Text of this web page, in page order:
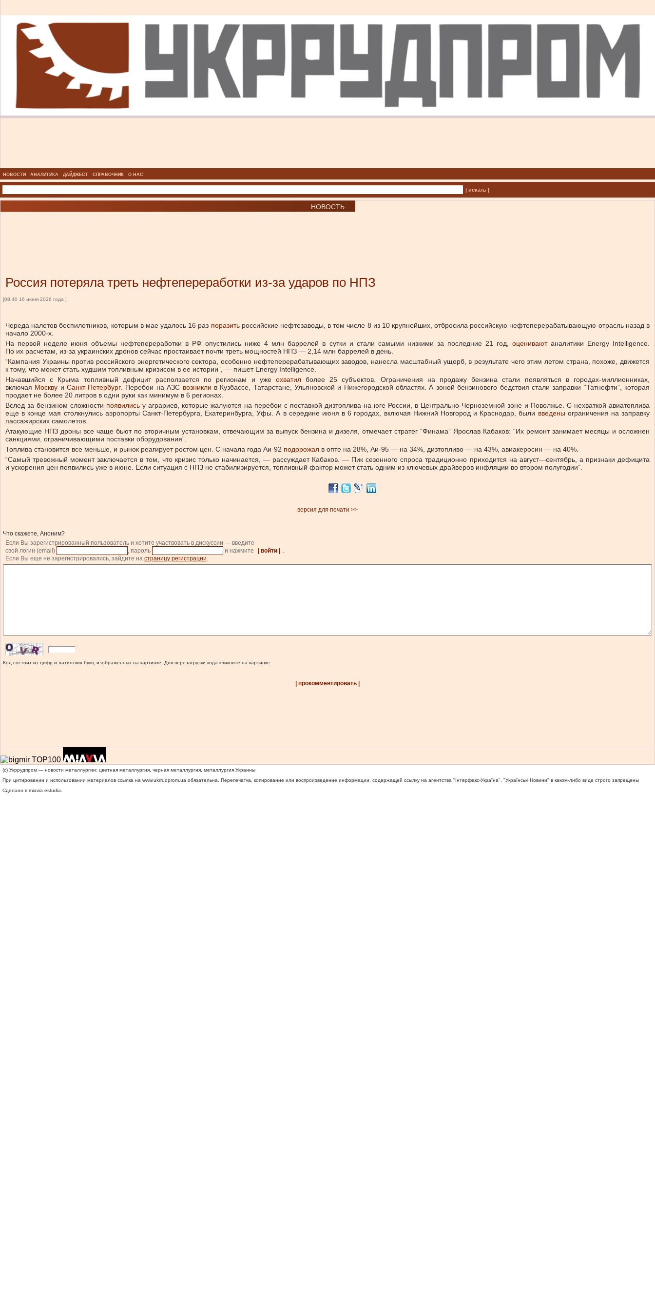
НОВОСТИ АНАЛИТИКА ДАЙДЖЕСТ СПРАВОЧНИК О НАС
| искать |
НОВОСТЬ
Россия потеряла треть нефтепереработки из-за ударов по НПЗ
[08:40 16 июня 2026 года ]
Череда налетов беспилотников, которым в мае удалось 16 раз поразитьроссийские нефтезаводы, в том числе 8 из 10 крупнейших, отбросила российскую нефтеперерабатывающую отрасль назад в
начало 2000-х.
На первой неделе июня объемы нефтепереработки в РФ опустились ниже 4 млн баррелей в сутки и стали самыми низкими за последние 21 год, оцениваютаналитики Energy Intelligence.
По их расчетам, из-за украинских дронов сейчас простаивает почти треть мощностей НПЗ — 2,14 млн баррелей в день.
“Кампания Украины против российского энергетического сектора, особенно нефтеперерабатывающих заводов, нанесла масштабный ущерб, в результате чего этим летом страна, похоже, движется
к тому, что может стать худшим топливным кризисом в ее истории”, — пишет Energy Intelligence.
Начавшийся с Крыма топливный дефицит расползается по регионам и уже охватилболее 25 субъектов. Ограничения на продажу бензина стали появляться в городах-миллионниках,
включая Москву иСанкт-Петербург . Перебои на АЗС возникли в Кузбассе, Татарстане, Ульяновской и Нижегородской областях. А зоной бензинового бедствия стали заправки “Татнефти”, которая
продает не более 20 литров в одни руки как минимум в 6 регионах.
Вслед за бензином сложности появились у аграриев, которые жалуются на перебои с поставкой дизтоплива на юге России, в Центрально-Черноземной зоне и Поволжье. С нехваткой авиатоплива
еще в конце мая столкнулись аэропорты Санкт-Петербурга, Екатеринбурга, Уфы. А в середине июня в 6 городах, включая Нижний Новгород и Краснодар, были введены ограничения на заправку
пассажирских самолетов.
Атакующие НПЗ дроны все чаще бьют по вторичным установкам, отвечающим за выпуск бензина и дизеля, отмечает стратег “Финама” Ярослав Кабаков: “Их ремонт занимает месяцы и осложнен
санкциями, ограничивающими поставки оборудования”.
Топлива становится все меньше, и рынок реагирует ростом цен. С начала года Аи-92 подорожал в опте на 28%, Аи-95 — на 34%, дизтопливо — на 43%, авиакеросин — на 40%.
“Самый тревожный момент заключается в том, что кризис только начинается, — рассуждает Кабаков. — Пик сезонного спроса традиционно приходится на август—сентябрь, а признаки дефицита
и ускорения цен появились уже в июне. Если ситуация с НПЗ не стабилизируется, топливный фактор может стать одним из ключевых драйверов инфляции во втором полугодии”.
версия для печати >>
Что скажете, Аноним?
Если Вы зарегистрированный пользователь и хотите участвовать в дискуссии — введите
свой логин (email)
, пароль и нажмите | войти |
.
Если Вы еще не зарегистрировались, зайдите на страницу регистрации.
Код состоит из цифр и латинских букв, изображенных на картинке. Для перезагрузки кода кликните на картинке.
| прокомментировать |
(c) Укррудпром — новости металлургии: цветная металлургия, черная металлургия, металлургия Украины
При цитировании и использовании материалов ссылка на www.ukrrudprom.ua обязательна. Перепечатка, копирование или воспроизведение информации, содержащей ссылку на агентства "Iнтерфакс-Україна", "Українськi Новини" в каком-либо виде строго запрещены
Сделано в miavia estudia.